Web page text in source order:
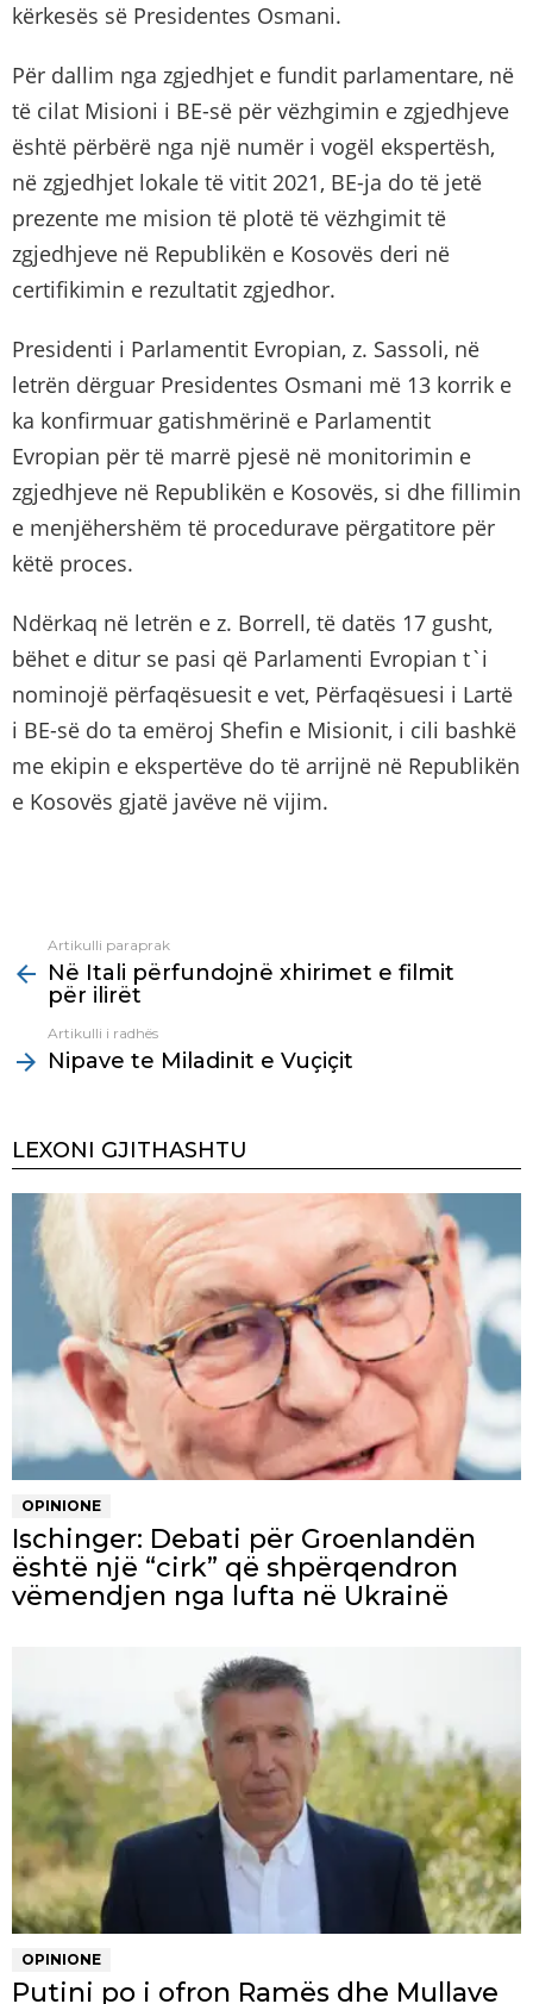
kërkesës së Presidentes Osmani.
Për dallim nga zgjedhjet e fundit parlamentare, në
të cilat Misioni i BE-së për vëzhgimin e zgjedhjeve
është përbërë nga një numër i vogël ekspertësh,
në zgjedhjet lokale të vitit 2021, BE-ja do të jetë
prezente me mision të plotë të vëzhgimit të
zgjedhjeve në Republikën e Kosovës deri në
certifikimin e rezultatit zgjedhor.
Presidenti i Parlamentit Evropian, z. Sassoli, në
letrën dërguar Presidentes Osmani më 13 korrik e
ka konfirmuar gatishmërinë e Parlamentit
Evropian për të marrë pjesë në monitorimin e
zgjedhjeve në Republikën e Kosovës, si dhe fillimin
e menjëhershëm të procedurave përgatitore për
këtë proces.
Ndërkaq në letrën e z. Borrell, të datës 17 gusht,
bëhet e ditur se pasi që Parlamenti Evropian t`i
nominojë përfaqësuesit e vet, Përfaqësuesi i Lartë
i BE-së do ta emëroj Shefin e Misionit, i cili bashkë
me ekipin e ekspertëve do të arrijnë në Republikën
e Kosovës gjatë javëve në vijim.
more
Artikulli paraprak
Në Itali përfundojnë xhirimet e filmit
për ilirët
Artikulli i radhës
Nipave te Miladinit e Vuçiçit
LEXONI GJITHASHTU
OPINIONE
Ischinger: Debati për Groenlandën
është një “cirk” që shpërqendron
vëmendjen nga lufta në Ukrainë
OPINIONE
Putini po i ofron Ramës dhe Mullave